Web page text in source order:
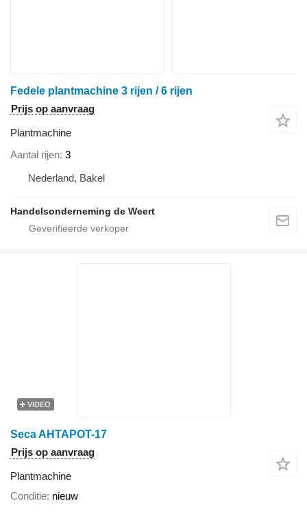
Fedele plantmachine 3 rijen / 6 rijen
Prijs op aanvraag
Plantmachine
Aantal rijen 3
Nederland, Bakel
Handelsonderneming de Weert
VIDEO
Seca AHTAPOT-17
Prijs op aanvraag
Plantmachine
Conditie nieuw